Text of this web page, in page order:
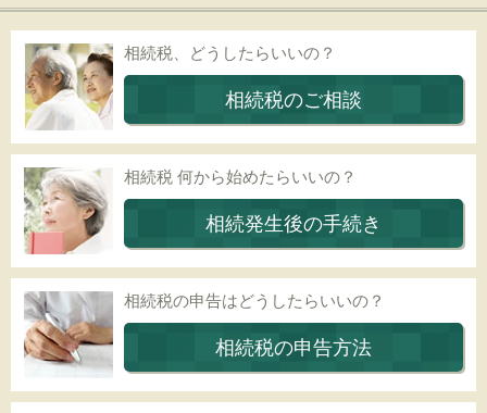
相続税、どうしたらいいの？
相続税のご相談
相続税 何から始めたらいいの？
相続発生後の手続き
相続税の申告はどうしたらいいの？
相続税の申告方法